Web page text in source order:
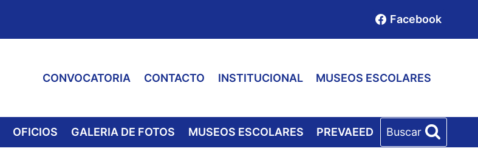
Facebook
CONVOCATORIA CONTACTO INSTITUCIONAL MUSEOS ESCOLARES
OFICIOS GALERIA DE FOTOS MUSEOS ESCOLARES PREVAEED Buscar